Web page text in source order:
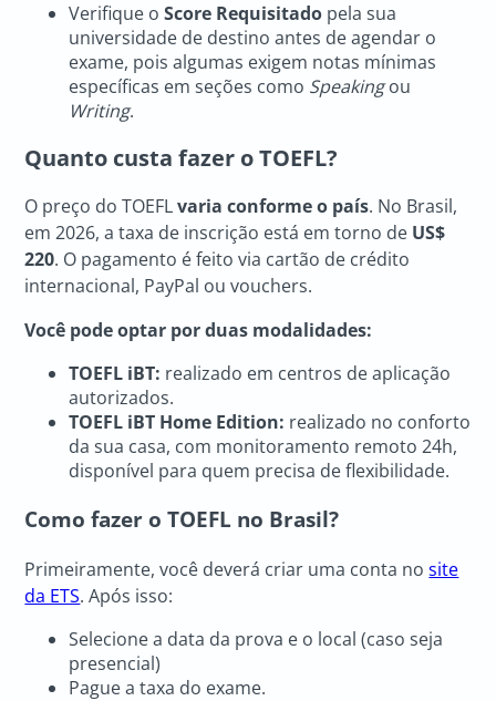
Verifique oScore Requisitado pela sua
universidade de destino antes de agendar o
exame, pois algumas exigem notas mínimas
específicas em seções como Speakingou
Writing.
Quanto custa fazer o TOEFL?
O preço do TOEFLvaria conforme o país. No Brasil,
em 2026, a taxa de inscrição está em torno de US$
220. O pagamento é feito via cartão de crédito
internacional, PayPal ou vouchers.
Você pode optar por duas modalidades:
TOEFL iBT: realizado em centros de aplicação
autorizados.
TOEFL iBT Home Edition: realizado no conforto
da sua casa, com monitoramento remoto 24h,
disponível para quem precisa de flexibilidade.
Como fazer o TOEFL no Brasil?
Primeiramente, você deverá criar uma conta nosite
da ETS. Após isso:
Selecione a data da prova e o local (caso seja
presencial)
Pague a taxa do exame.